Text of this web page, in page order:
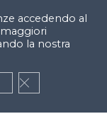
Dipartimento
accedendo al
la nostra
Close GDPR